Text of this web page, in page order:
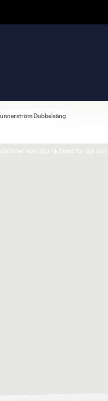
som gör skillnad för din
Dubbelsäng